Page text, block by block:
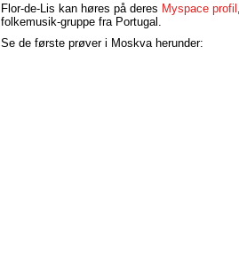
Flor-de-Lis kan høres på deres Myspace profil
folkemusik-gruppe fra Portugal.
Se de første prøver i Moskva herunder: